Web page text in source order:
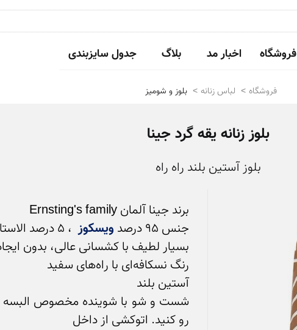
فروشگاه اخبار مد بلاگ جدول سایزبندی
فروشگاه لباس زنانه بلوز و شومیز
بلوز زنانه یقه گرد جینا
بلوز آستین بلند راه راه
جنس 95 درصد
ویسکوز